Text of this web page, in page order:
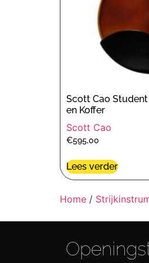
Scott Cao
en Koffer
Scott Cao
€595,00
Lees verder
Home /